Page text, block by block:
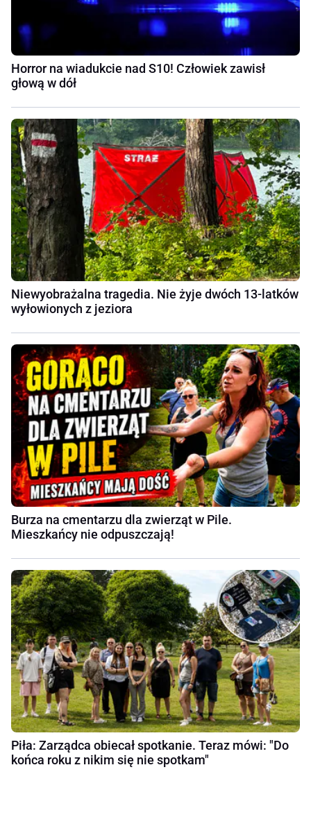
Horror na wiadukcie nad S10! Człowiek zawisł
głową w dół
Niewyobrażalna tragedia. Nie żyje dwóch 13-latków
wyłowionych z jeziora
Burza na cmentarzu dla zwierząt w Pile.
Mieszkańcy nie odpuszczają!
Piła: Zarządca obiecał spotkanie. Teraz mówi: "Do
końca roku z nikim się nie spotkam"